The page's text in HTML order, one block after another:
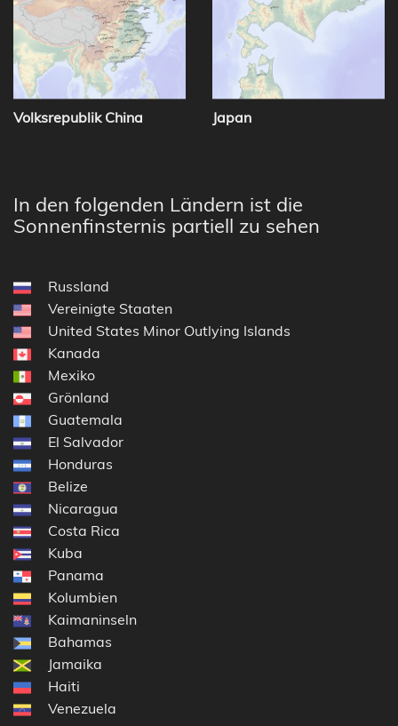
Volksrepublik China Japan
In den folgenden Ländern ist die
Sonnenfinsternis partiell zu sehen
Russland
Vereinigte Staaten
United States Minor Outlying Islands
Kanada
Mexiko
Grönland
Guatemala
El Salvador
Honduras
Belize
Nicaragua
Costa Rica
Kuba
Panama
Kolumbien
Kaimaninseln
Bahamas
Jamaika
Haiti
Venezuela